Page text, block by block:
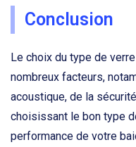
Conclusion
Le choix du type de
nombreux facteurs,
acoustique, de la
choisissant le bon type
performance de votre